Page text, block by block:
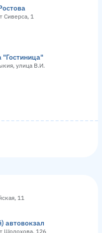
Сиверса, 1
"Гостиница"
улица В.И.
11
автовокзал
Шолохова, 126